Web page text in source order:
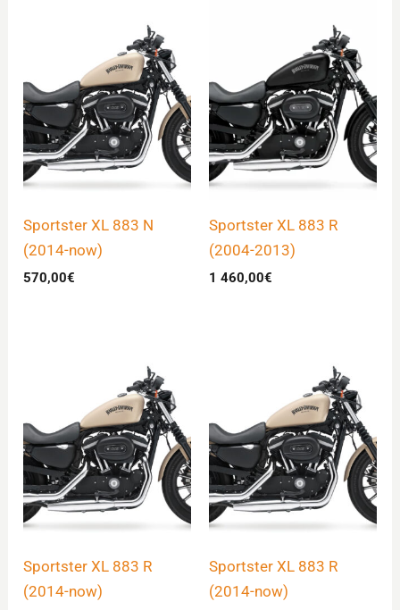
Sportster XL 883 N
(2014-now)
570,00€
Sportster XL 883 R
(2004-2013)
1 460,00€
Sportster XL 883 R
(2014-now)
Sportster XL 883 R
(2014-now)